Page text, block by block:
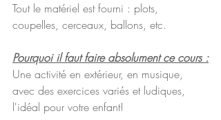
Tout le matériel est fourni : plots,
coupelles, cerceaux, ballons, etc.
Pourquoi il faut faire absolument ce cours :
Une activité en extérieur, en musique,
avec des exercices variés et ludiques,
l'idéal pour votre enfant!